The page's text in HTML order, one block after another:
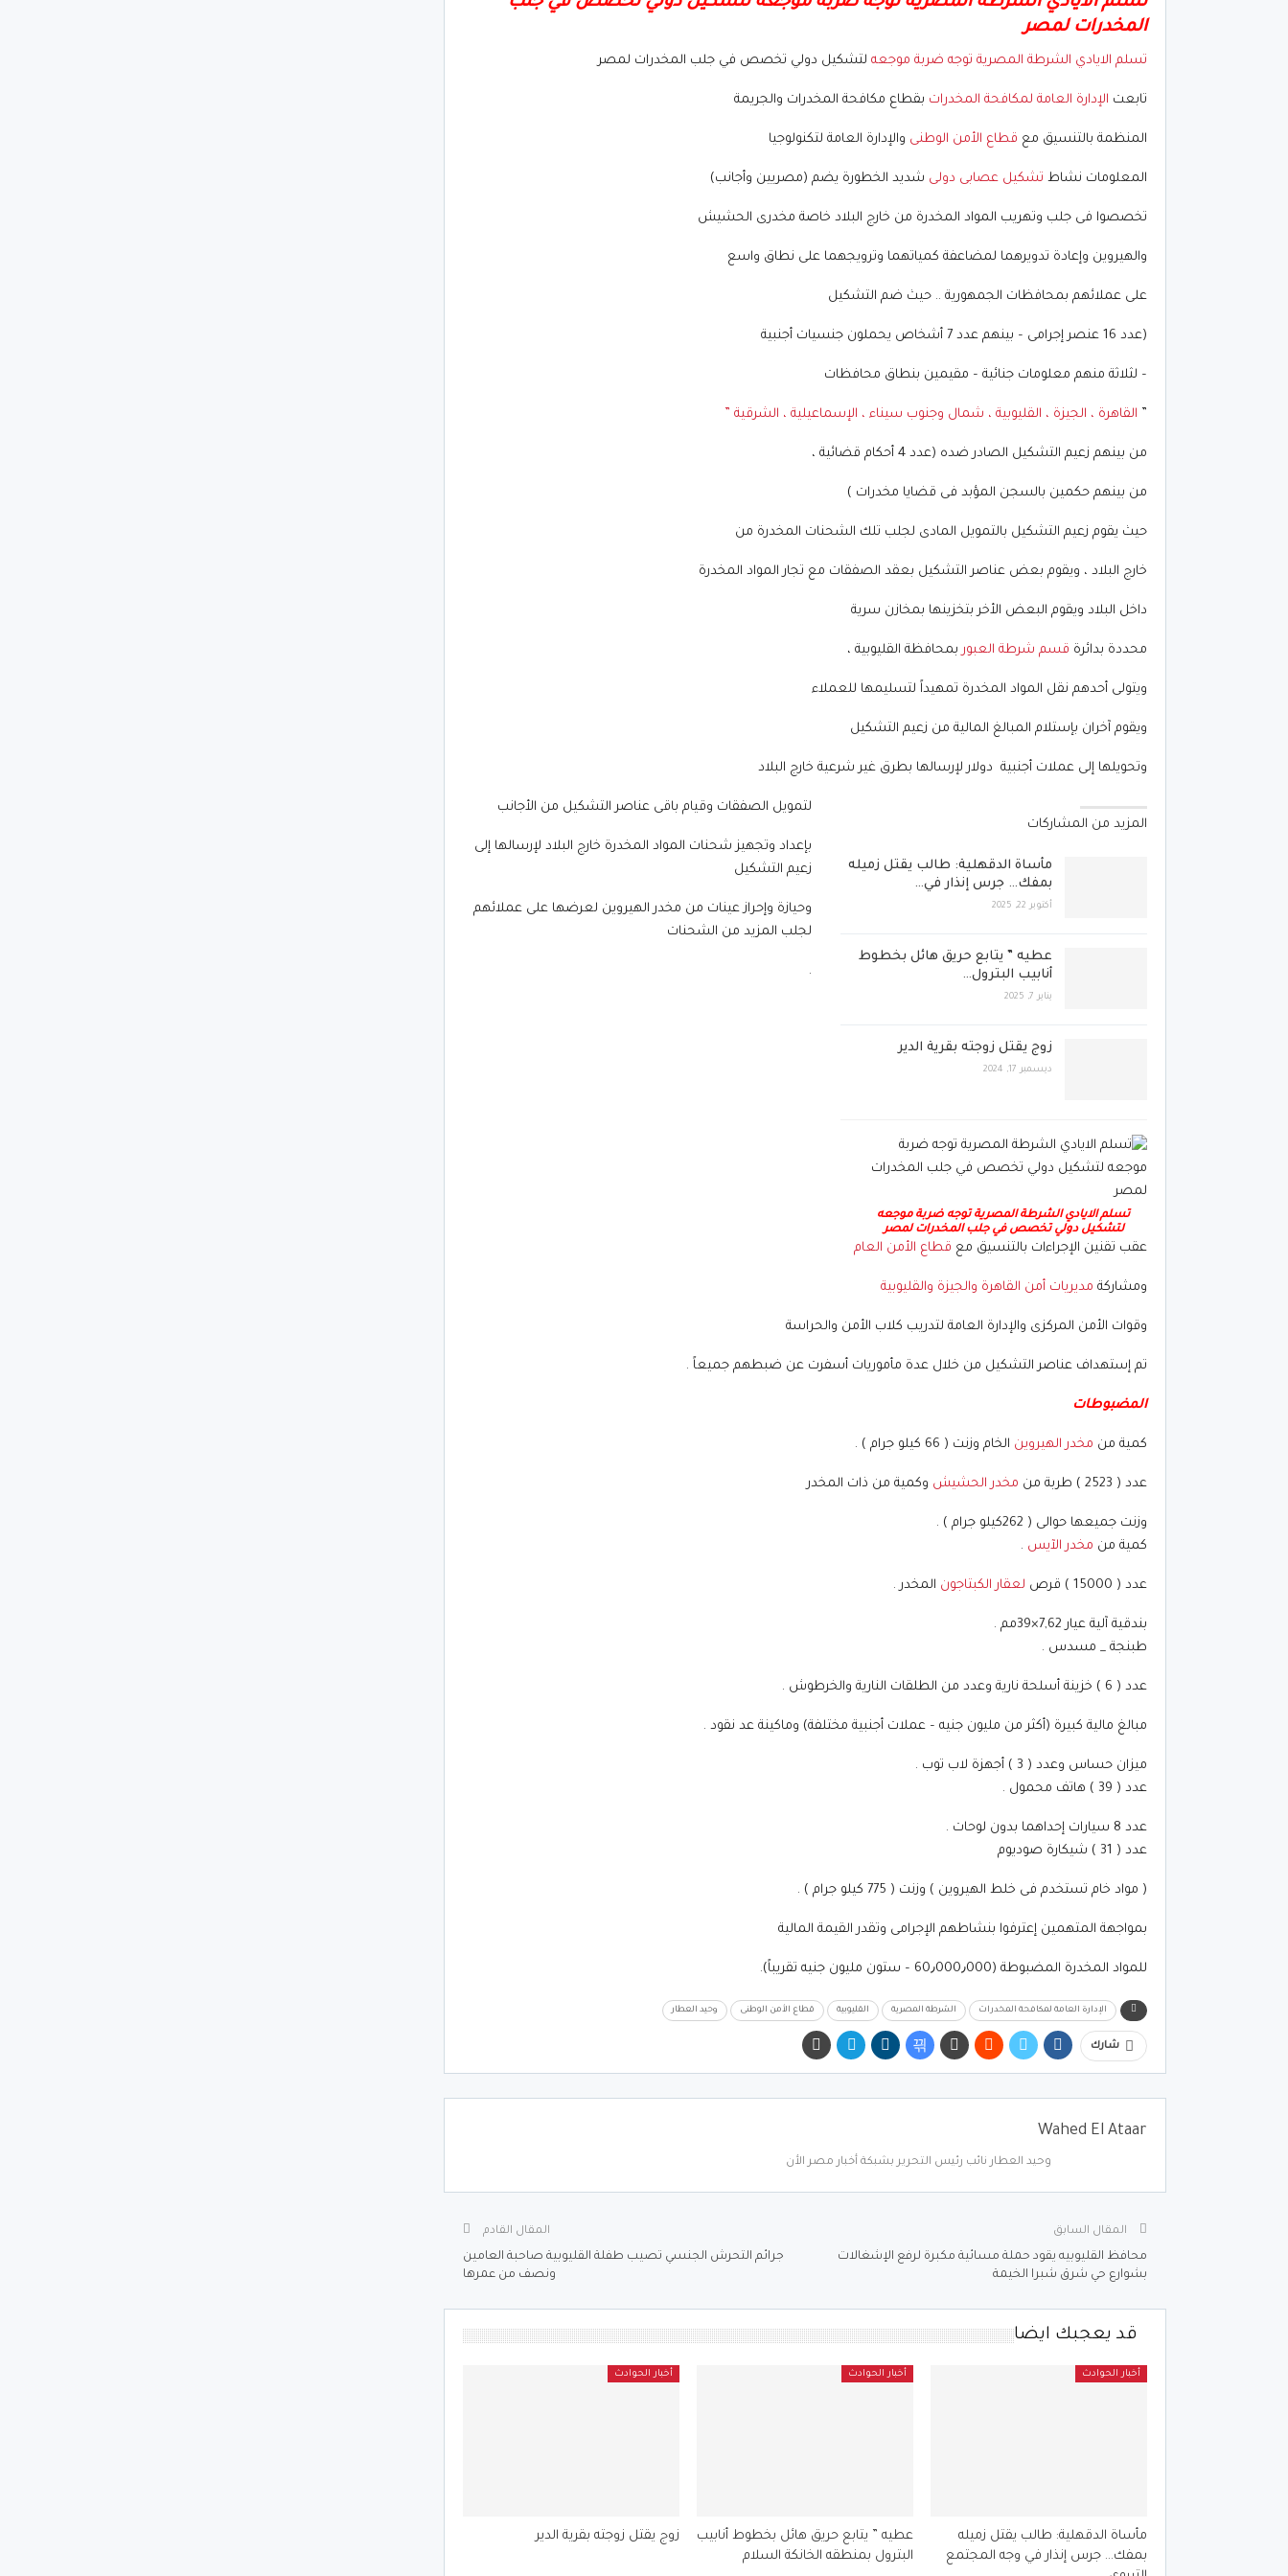
المخدرات لمصر
تسلم الايادي الشرطة المصرية توجه ضربة موجعه لتشكيل دولي تخصص في جلب المخدرات لمصر
تابعت الإدارة العامة لمكافحة المخدرات بقطاع مكافحة المخدرات والجريمة
المنظمة بالتنسيق مع قطاع الأمن الوطنى والإدارة العامة لتكنولوجيا
المعلومات نشاط تشكيل عصابى دولى شديد الخطورة يضم (مصريين وأجانب)
تخصصوا فى جلب وتهريب المواد المخدرة من خارج البلاد خاصة مخدرى الحشيش
والهيروين وإعادة تدويرهما لمضاعفة كمياتهما وترويجهما على نطاق واسع
على عملائهم بمحافظات الجمهورية .. حيث ضم التشكيل
(عدد 16 عنصر إجرامى – بينهم عدد 7 أشخاص يحملون جنسيات أجنبية
– لثلاثة منهم معلومات جنائية – مقيمين بنطاق محافظات
” القاهرة ، الجيزة ، القليوبية ، شمال وجنوب سيناء ، الإسماعيلية ، الشرقية ”
من بينهم زعيم التشكيل الصادر ضده (عدد 4 أحكام قضائية ،
من بينهم حكمين بالسجن المؤبد فى قضايا مخدرات )
حيث يقوم زعيم التشكيل بالتمويل المادى لجلب تلك الشحنات المخدرة من
خارج البلاد ، ويقوم بعض عناصر التشكيل بعقد الصفقات مع تجار المواد المخدرة
داخل البلاد ويقوم البعض الأخر بتخزينها بمخازن سرية
محددة بدائرة قسم شرطة العبور بمحافظة القليوبية ،
ويتولى أحدهم نقل المواد المخدرة تمهيداً لتسليمها للعملاء
ويقوم آخران بإستلام المبالغ المالية من زعيم التشكيل
وتحويلها إلى عملات أجنبية دولار لإرسالها بطرق غير شرعية خارج البلاد
المزيد من المشاركات
مأساة الدقهلية: طالب يقتل زميله
بمفك… جرس إنذار في…
أكتوبر 22, 2025
عطيه ” يتابع حريق هائل بخطوط
أنابيب البترول…
يناير 7, 2025
زوج يقتل زوجته بقرية الدير
ديسمبر 17, 2024
لتمويل الصفقات وقيام باقى عناصر التشكيل من الأجانب
بإعداد وتجهيز شحنات المواد المخدرة خارج البلاد لإرسالها إلى
زعيم التشكيل
وحيازة وإحراز عينات من مخدر الهيروين لعرضها على عملائهم
لجلب المزيد من الشحنات
.
تسلم الايادي الشرطة المصرية توجه ضربة موجعه
لتشكيل دولي تخصص في جلب المخدرات لمصر
عقب تقنين الإجراءات بالتنسيق مع قطاع الأمن العام
ومشاركة مديريات أمن القاهرة والجيزة والقليوبية
وقوات الأمن المركزى والإدارة العامة لتدريب كلاب الأمن والحراسة
تم إستهداف عناصر التشكيل من خلال عدة مأموريات أسفرت عن ضبطهم جميعاً .
المضبوطات
كمية من مخدر الهيروين الخام وزنت ( 66 كيلو جرام ) .
عدد ( 2523 ) طربة من مخدر الحشيش وكمية من ذات المخدر
وزنت جميعها حوالى ( 262كيلو جرام ) .
كمية من مخدر الآيس .
عدد ( 15000 ) قرص لعقار الكبتاجون المخدر .
بندقية آلية عيار 7,62×39مم .
طبنجة _ مسدس .
عدد ( 6 ) خزينة أسلحة نارية وعدد من الطلقات النارية والخرطوش .
مبالغ مالية كبيرة (أكثر من مليون جنيه – عملات أجنبية مختلفة) وماكينة عد نقود .
ميزان حساس وعدد ( 3 ) أجهزة لاب توب .
عدد ( 39 ) هاتف محمول .
عدد 8 سيارات إحداهما بدون لوحات .
عدد ( 31 ) شيكارة صوديوم
( مواد خام تستخدم فى خلط الهيروين ) وزنت ( 775 كيلو جرام ) .
بمواجهة المتهمين إعترفوا بنشاطهم الإجرامى وتقدر القيمة المالية
للمواد المخدرة المضبوطة (60٫000٫000 – ستون مليون جنيه تقريباً).
الإدارة العامة لمكافحة المخدرات الشرطة المصرية القليوبية قطاع الأمن الوطنى وحيد العطار
شارك
Wahed El Ataar
وحيد العطار نائب رئيس التحرير بشبكة أخبار مصر الأن
المقال السابق
محافظ القليوبيه يقود حملة مسائية مكبرة لرفع الإشغالات
بشوارع حي شرق شبرا الخيمة
المقال القادم
جرائم التحرش الجنسي تصيب طفلة القليوبية صاحبة العامين
ونصف من عمرها
قد يعجبك ايضا
أخبار الحوادث
مأساة الدقهلية: طالب يقتل زميله
بمفك… جرس إنذار في وجه المجتمع
أخبار الحوادث
عطيه ” يتابع حريق هائل بخطوط أنابيب
البترول بمنطقه الخانكة السلام
أخبار الحوادث
زوج يقتل زوجته بقرية الدير